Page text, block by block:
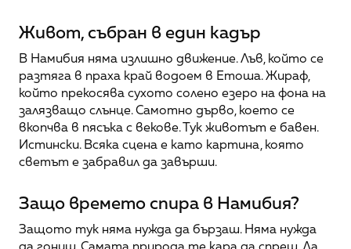
Живот, събран в един кадър
В Намибия няма излишно движение. Лъв, който се
разтяга в праха край водоем в Етоша. Жираф,
който прекосява сухото солено езеро на фона на
залязващо слънце. Самотно дърво, което се
вкопчва в пясъка с векове. Тук животът е бавен.
Истински. Всяка сцена е като картина, която
светът е забравил да завърши.
Защо времето спира в Намибия?
Защото тук няма нужда да бързаш. Няма нужда